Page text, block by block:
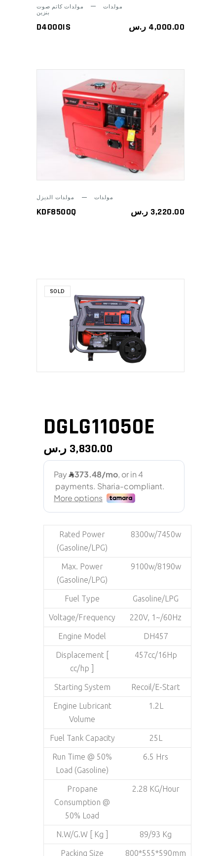
مولدات مولدات كاتم صوت
بنزين
D4000IS 4,000.00 ر.س
ADD TO CART
مولدات مولدات الديزل
KDF8500Q 3,220.00 ر.س
SOLD
DGLG11050E
3,830.00 ر.س
Rated Power
(Gasoline/LPG)
8300w/7450w
Max. Power
(Gasoline/LPG)
9100w/8190w
Fuel Type Gasoline/LPG
Voltage/Frequency 220V, 1~/60Hz
Engine Model DH457
Displacement [
cc/hp ]
457cc/16Hp
Starting System Recoil/E-Start
Engine Lubricant
Volume
1.2L
Fuel Tank Capacity 25L
Run Time @ 50%
Load (Gasoline)
6.5 Hrs
Propane
Consumption @
50% Load
2.28 KG/Hour
N.W/G.W [ Kg ] 89/93 Kg
Packing Size 800*555*590mm